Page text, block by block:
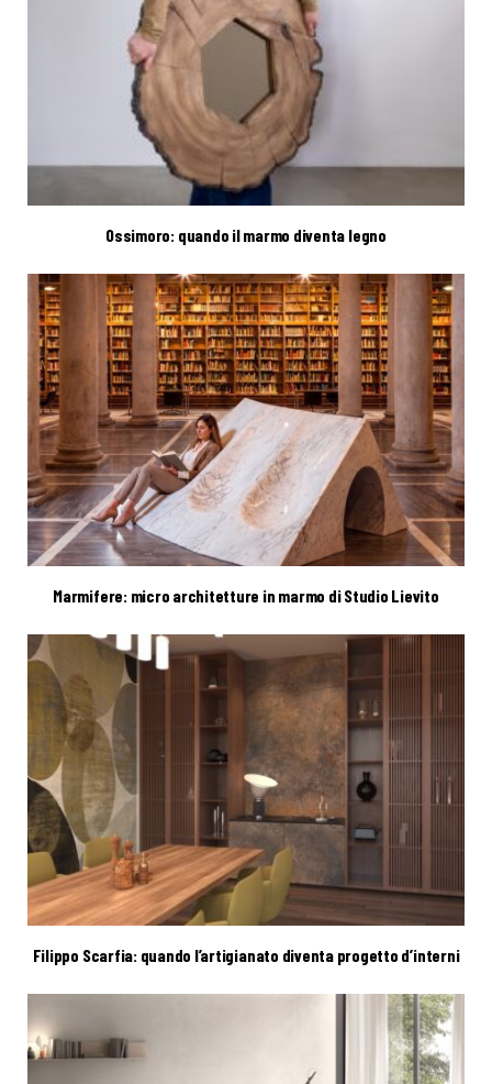
Ossimoro: quando il marmo diventa legno
Marmifere: micro architetture in marmo di Studio Lievito
Filippo Scarfia: quando l’artigianato diventa progetto d’interni